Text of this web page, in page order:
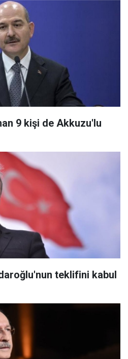
9 kişi de Akkuzu'lu
teklifini kabul